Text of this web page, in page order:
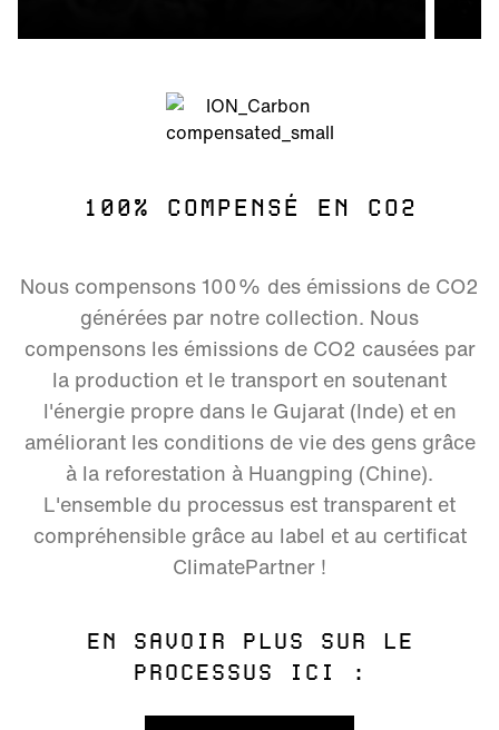
100% COMPENSÉ EN CO2
Nous compensons 100% des émissions de CO2
générées par notre collection. Nous
compensons les émissions de CO2 causées par
la production et le transport en soutenant
l'énergie propre dans le Gujarat (Inde) et en
améliorant les conditions de vie des gens grâce
à la reforestation à Huangping (Chine).
L'ensemble du processus est transparent et
compréhensible grâce au label et au certificat
ClimatePartner !
EN SAVOIR PLUS SUR LE
PROCESSUS ICI :